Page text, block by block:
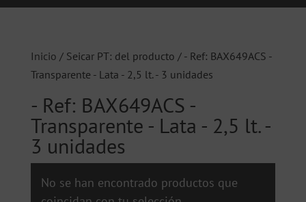
Inicio / Seicar PT: del producto / - Ref: BAX649ACS -
Transparente - Lata - 2,5 lt. - 3 unidades
- Ref: BAX649ACS -
Transparente - Lata - 2,5 lt. -
3 unidades
No se han encontrado productos que